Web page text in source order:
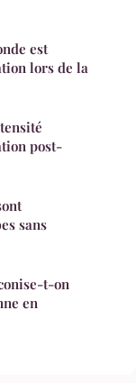
est
lors de la
post-
sans
t-on
en